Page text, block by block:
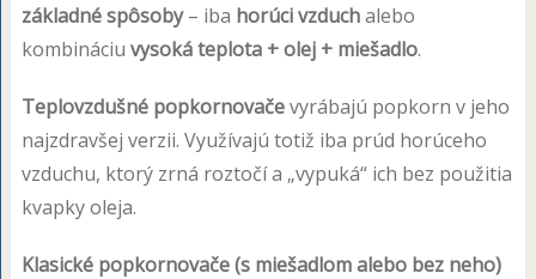
základné spôsoby– iba horúci vzduchalebo
kombináciu vysoká teplota + olej + miešadlo.
Teplovzdušné popkornovačevyrábajú popkorn v jeho
najzdravšej verzii. Využívajú totiž iba prúd horúceho
vzduchu, ktorý zrná roztočí a „vypuká“ ich bez použitia
kvapky oleja.
Klasické popkornovače (s miešadlom alebo bez neho)